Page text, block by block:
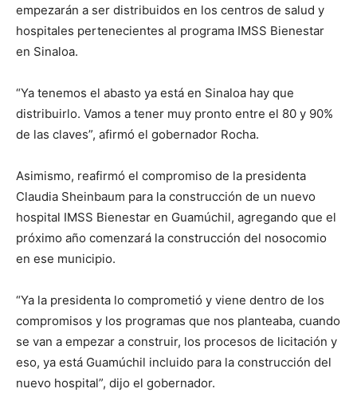
empezarán a ser distribuidos en los centros de salud y
hospitales pertenecientes al programa IMSS Bienestar
en Sinaloa.
“Ya tenemos el abasto ya está en Sinaloa hay que
distribuirlo. Vamos a tener muy pronto entre el 80 y 90%
de las claves”, afirmó el gobernador Rocha.
Asimismo, reafirmó el compromiso de la presidenta
Claudia Sheinbaum para la construcción de un nuevo
hospital IMSS Bienestar en Guamúchil, agregando que el
próximo año comenzará la construcción del nosocomio
en ese municipio.
“Ya la presidenta lo comprometió y viene dentro de los
compromisos y los programas que nos planteaba, cuando
se van a empezar a construir, los procesos de licitación y
eso, ya está Guamúchil incluido para la construcción del
nuevo hospital”, dijo el gobernador.